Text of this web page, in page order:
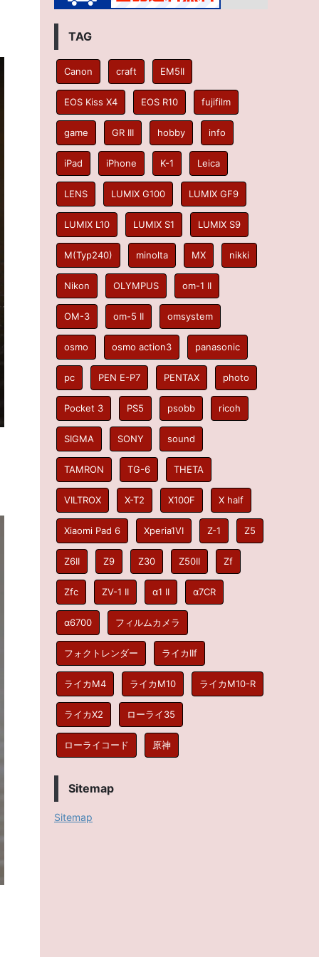
TAG
Canon craft EM5II
EOS Kiss X4 EOS R10 fujifilm
game GR III hobby info
iPad iPhone K-1 Leica
LENS LUMIX G100 LUMIX GF9
LUMIX L10 LUMIX S1 LUMIX S9
M(Typ240) minolta MX nikki
Nikon OLYMPUS om-1 II
OM-3 om-5 II omsystem
osmo osmo action3 panasonic
pc PEN E-P7 PENTAX photo
Pocket 3 PS5 psobb ricoh
SIGMA SONY sound
TAMRON TG-6 THETA
VILTROX X-T2 X100F X half
Xiaomi Pad 6 Xperia1VI Z-1 Z5
Z6II Z9 Z30 Z50II Zf
Zfc ZV-1 II α1 II α7CR
α6700 フィルムカメラ
フォクトレンダー ライカIIf
ライカM4 ライカM10 ライカM10-R
ライカX2 ローライ35
ローライコード 原神
Sitemap
Sitemap